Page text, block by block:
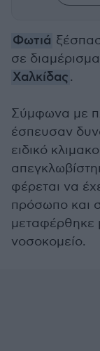
Φωτιά
σε
Χαλκίδας.
Σύμφωνα με
έσπευσαν
ειδικό
φέρεται να
πρόσωπο και
νοσοκομείο.